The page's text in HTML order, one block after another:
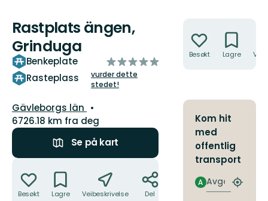
Rastplats ängen,
Grinduga
Benkeplate
Rasteplass
av
5
stjerner
vurder dette
stedet!
Fylke:
Gävleborgs län
6726.18 km fra deg
Se på kart
Besøkt Lagre Veibeskrivelse Del
Besøkt Lagre
Kom hit
med
offentlig
transport
Avgang
A
Finn